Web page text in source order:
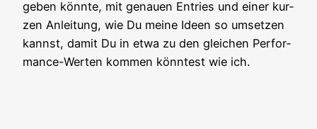
geben könn­te, mit genau­en Ent­ries und einer kur­
zen Anlei­tung, wie Du mei­ne Ideen so umset­zen
kannst, damit Du in etwa zu den glei­chen Per­for­
mance-Wer­ten kom­men könn­test wie ich.